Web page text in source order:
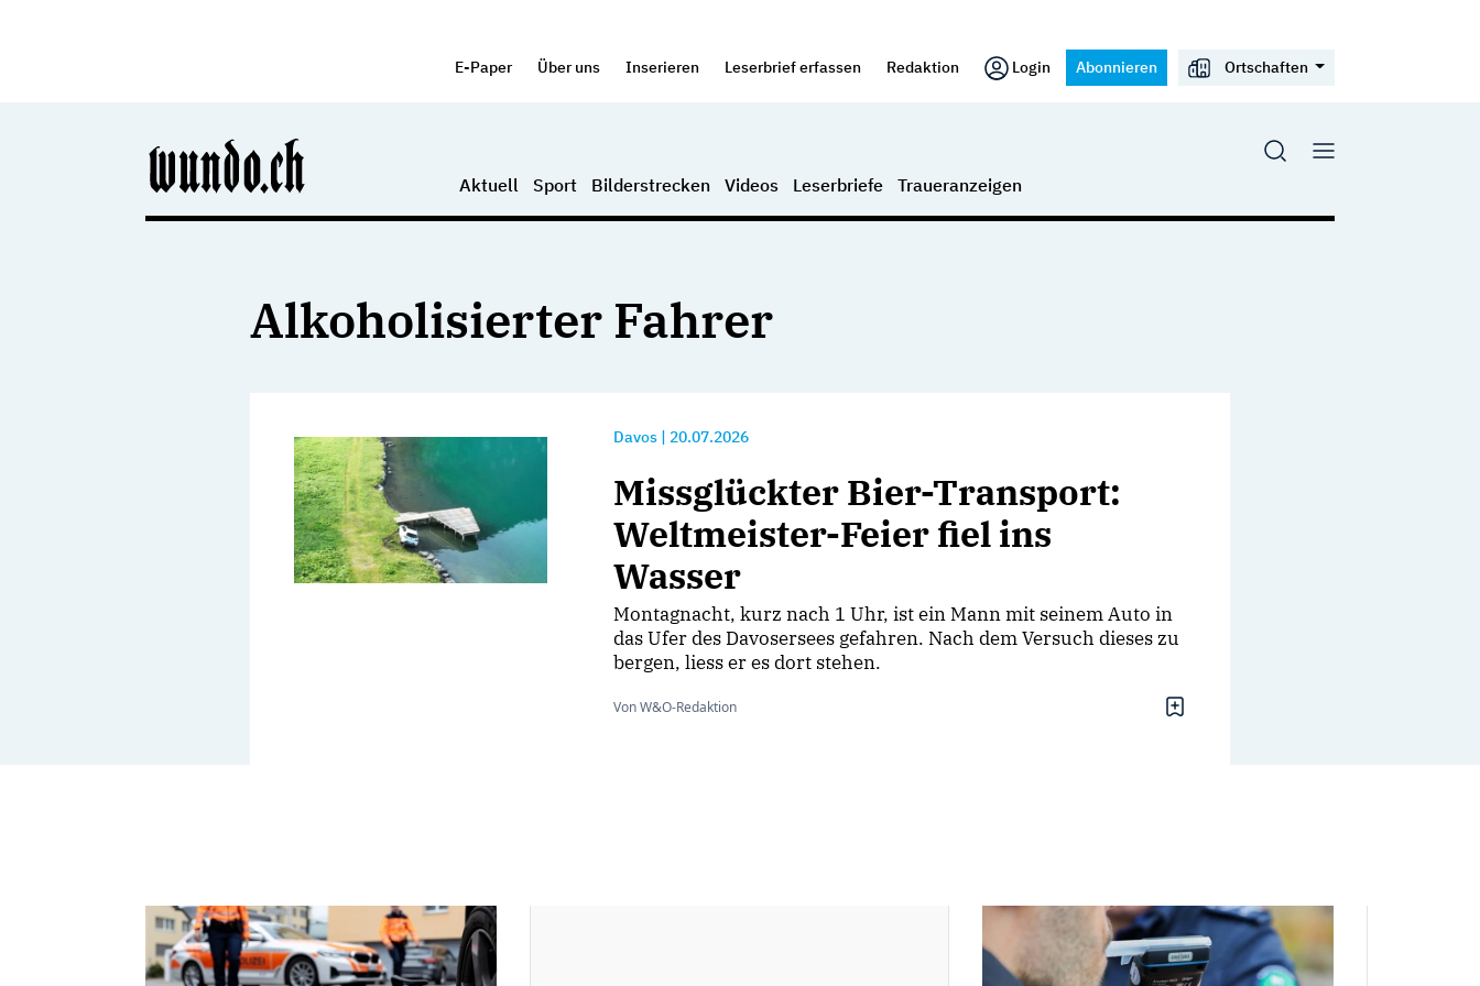
E-Paper Über uns Inserieren Leserbrief erfassen Redaktion Login Abonnieren Ortschaften
Aktuell Sport Bilderstrecken Videos Leserbriefe Traueranzeigen
Alkoholisierter Fahrer
Davos 20.07.2026
Missglückter Bier-Transport:
Weltmeister-Feier fiel ins
Wasser
Montagnacht, kurz nach 1 Uhr, ist ein Mann mit seinem Auto in
das Ufer des Davosersees gefahren. Nach dem Versuch dieses zu
bergen, liess er es dort stehen.
Von W&O-Redaktion